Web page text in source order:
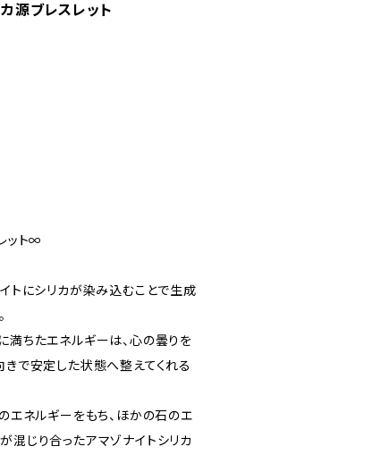
源ブレスレット
ット∞
トにシリカが染み込むことで生成
満ちたエネルギーは、心の曇りを
で安定した状態へ整えてくれる
エネルギーをもち、ほかの石のエ
混じり合ったアマゾナイトシリカ